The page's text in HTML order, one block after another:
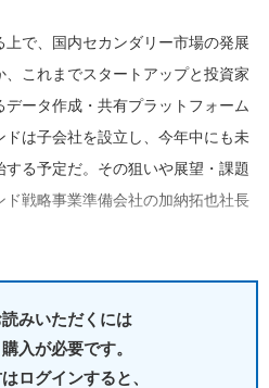
で、国内セカンダリー市場の発展
これまでスタートアップと投資家
ータ作成・共有プラットフォーム
は子会社を設立し、今年中にも未
する予定だ。その狙いや展望・課題
戦略事業準備会社の加納拓也社長
みいただくには
入が必要です。
ログインすると、